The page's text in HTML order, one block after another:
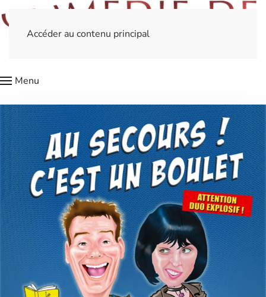
Accéder au contenu principal
Menu